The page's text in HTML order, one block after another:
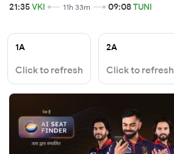
21:35VKI 11h 33m 09:08TUNI
1A
Click to refresh
2A
Click to refresh